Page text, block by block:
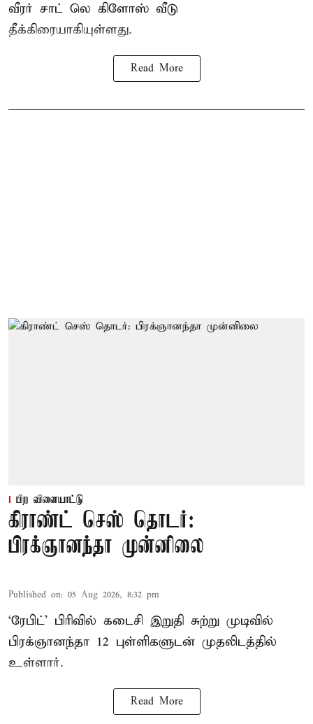
வீரர் சாட் லெ கிளோஸ் வீடு
தீக்கிரையாகியுள்ளது.
Read More
பிற விளையாட்டு
கிராண்ட் செஸ் தொடர்:
பிரக்ஞானந்தா முன்னிலை
Published on: 05 Aug 2026, 8:32 pm
‘ரேபிட்’ பிரிவில் கடைசி இறுதி சுற்று முடிவில்
பிரக்ஞானந்தா 12 புள்ளிகளுடன் முதலிடத்தில்
உள்ளார்.
Read More